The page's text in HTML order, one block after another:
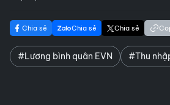
Chia sẻ Chia sẻ Chia sẻ
#Lương bình quân EVN #Thu